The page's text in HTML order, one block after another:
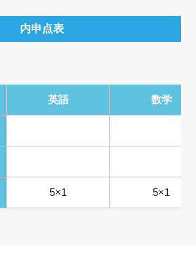
内申点表
英語 数学
5×1 5×1